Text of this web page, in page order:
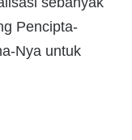
Pencipta-
Nya untuk